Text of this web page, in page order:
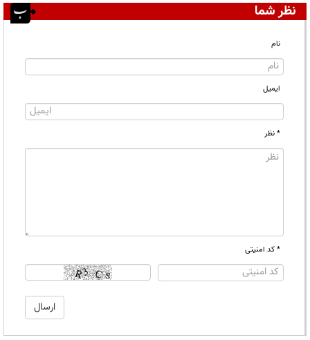
نظر شما
نام
ایمیل
* نظر
* کد امنیتی